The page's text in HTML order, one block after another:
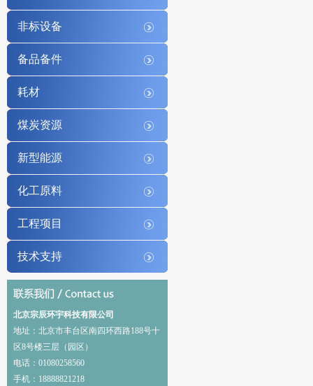
非标设备
备品备件
耗材
煤炭资源
新型能源
化工原料
工程项目
技术支持
北京宗辰环宇科技有限公司
地址：北京市丰台区南四环西路188号十
区8号楼三层（园区）
电话：01080258560
手机：18888821218